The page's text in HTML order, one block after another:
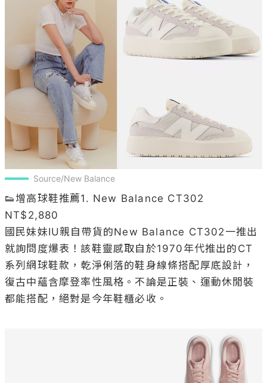
Source/New Balance
👟增高球鞋推薦1. New Balance CT302
NT$2,880
國民妹妹IU親自帶貨的New Balance CT302一推出
就詢問度爆表！該鞋靈感取自於1970年代推出的CT
系列網球鞋款，乾淨俐落的鞋身線條搭配厚底設計，
復古中蘊含摩登率性風格。不論是正裝、運動休閒裝
都能搭配，絕對是今年鞋櫃必收。